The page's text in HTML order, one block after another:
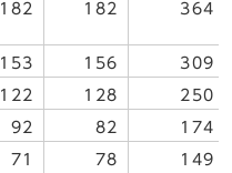
182 182 364
153 156 309
122 128 250
92 82 174
71 78 149